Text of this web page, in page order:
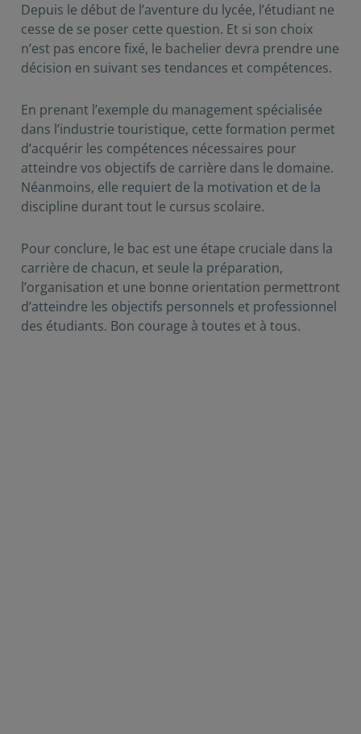
Depuis le début de l’aventure du lycée, l’étudiant ne
cesse de se poser cette question. Et si son choix
n’est pas encore fixé, le bachelier devra prendre une
décision en suivant ses tendances et compétences.
En prenant l’exemple du management spécialisée
dans l’industrie touristique, cette formation permet
d’acquérir les compétences nécessaires pour
atteindre vos objectifs de carrière dans le domaine.
Néanmoins, elle requiert de la motivation et de la
discipline durant tout le cursus scolaire.
Pour conclure, le bac est une étape cruciale dans la
carrière de chacun, et seule la préparation,
l’organisation et une bonne orientation permettront
d’atteindre les objectifs personnels et professionnel
des étudiants. Bon courage à toutes et à tous.